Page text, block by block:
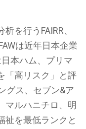
を行うFAIRR、
は近年日本企業
日本ハム、プリマ
「高リスク」と評
グス、セブン&ア
マルハニチロ、明
祉を最低ランクと